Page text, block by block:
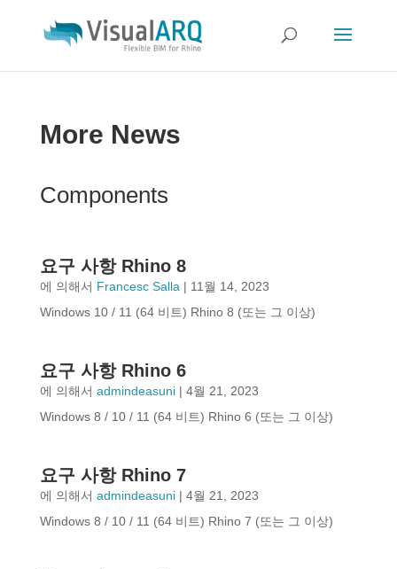
More News
Components
요구 사항 Rhino 8
에 의해서 Francesc Salla | 11월 14, 2023
Windows 10 / 11 (64 비트) Rhino 8 (또는 그 이상)
요구 사항 Rhino 6
에 의해서 admindeasuni| 4월 21, 2023
Windows 8 / 10 / 11 (64 비트) Rhino 6 (또는 그 이상)
요구 사항 Rhino 7
에 의해서 admindeasuni| 4월 21, 2023
Windows 8 / 10 / 11 (64 비트) Rhino 7 (또는 그 이상)